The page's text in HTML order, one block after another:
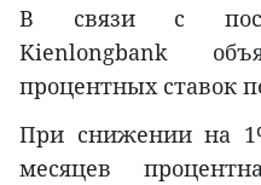
В связи с
Kienlongbank
процентных ставок
При снижении на
месяцев